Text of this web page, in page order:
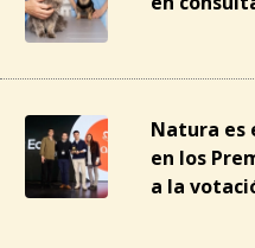
Natura es
en los
a la